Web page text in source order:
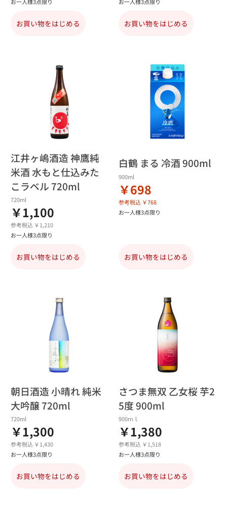
お買い物をはじめる お買い物をはじめる
江井ヶ嶋酒造 神鷹純
米酒 水もと仕込みた
こラベル 720ml
720ml
￥1,100
参考税込 ￥1,210
お一人様3点限り
お買い物をはじめる
白鶴 まる 冷酒 900ml
900ml
￥698
参考税込 ￥768
お一人様3点限り
お買い物をはじめる
朝日酒造 小晴れ 純米
大吟醸 720ml
720ml
￥1,300
参考税込 ￥1,430
お一人様3点限り
お買い物をはじめる
さつま無双 乙女桜 芋2
5度 900ml
900ｍｌ
￥1,380
参考税込 ￥1,518
お一人様3点限り
お買い物をはじめる